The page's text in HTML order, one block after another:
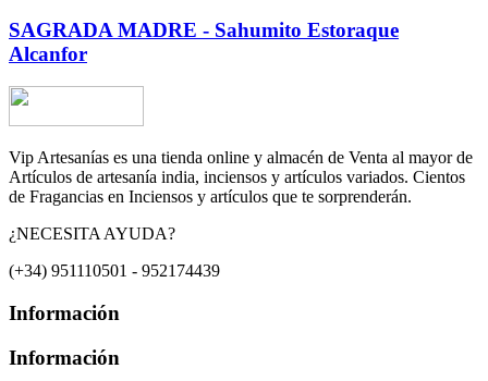
SAGRADA MADRE - Sahumito Estoraque
Alcanfor
Vip Artesanías es una tienda online y almacén de Venta al mayor de
Artículos de artesanía india, inciensos y artículos variados. Cientos
de Fragancias en Inciensos y artículos que te sorprenderán.
¿NECESITA AYUDA?
(+34) 951110501 - 952174439
Información
Información